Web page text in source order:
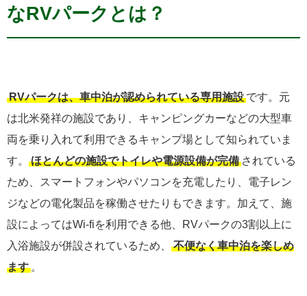
なRVパークとは？
RVパークは、車中泊が認められている専用施設 です。元
は北米発祥の施設であり、キャンピングカーなどの大型車
両を乗り入れて利用できるキャンプ場として知られていま
す。
ほとんどの施設でトイレや電源設備が完備 されている
ため、スマートフォンやパソコンを充電したり、電子レン
ジなどの電化製品を稼働させたりもできます。加えて、施
設によってはWi-fiを利用できる他、RVパークの3割以上に
入浴施設が併設されているため、
不便なく車中泊を楽しめ
ます 。